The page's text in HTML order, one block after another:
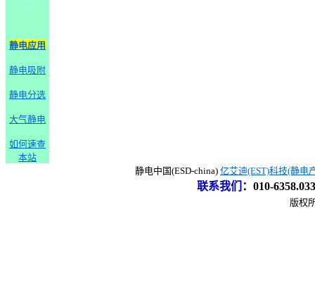
静电应用
静电吸附
静电分选
大气静电
如何速查
本站
静电中国(ESD-china) 亿艾迪(EST)科技(静电
联系我们 ： 010-
版权